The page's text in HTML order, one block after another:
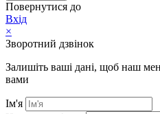
Повернутися до
Вхід
×
Зворотний дзвінок
Залишіть ваші дані, щоб наш
вами
Ім'я